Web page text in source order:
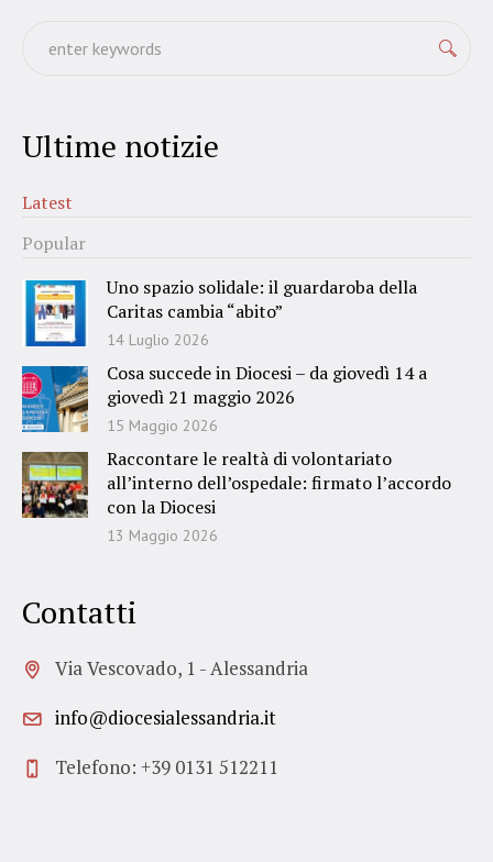
Ultime notizie
Latest
Popular
Uno spazio solidale: il guardaroba della
Caritas cambia “abito”
14 Luglio 2026
Cosa succede in Diocesi – da giovedì 14 a
giovedì 21 maggio 2026
15 Maggio 2026
Raccontare le realtà di volontariato
all’interno dell’ospedale: firmato l’accordo
con la Diocesi
13 Maggio 2026
Contatti
Via Vescovado, 1 - Alessandria
info@diocesialessandria.it
Telefono: +39 0131 512211